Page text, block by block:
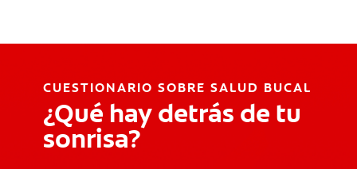
CUESTIONARIO SOBRE SALUD BUCAL
¿Qué hay detrás de tu
sonrisa?